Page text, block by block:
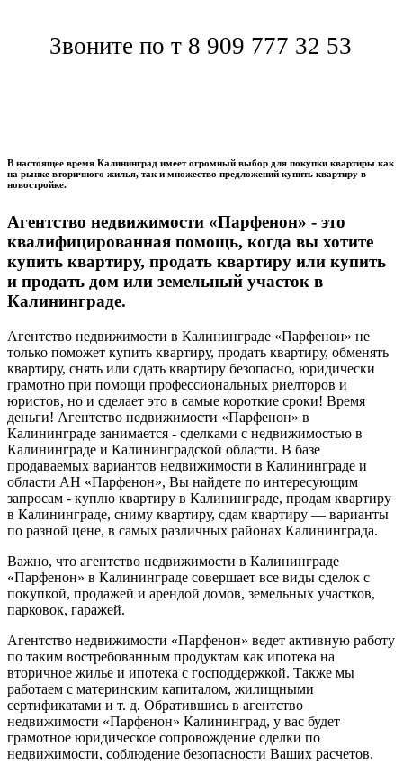
Звоните по т 8 909 777 32 53
В настоящее время Калининград имеет огромный выбор для покупки квартиры как
на рынке вторичного жилья, так и множество предложений купить квартиру в
новостройке.
Агентство недвижимости «Парфенон» - это
квалифицированная помощь, когда вы хотите
купить квартиру, продать квартиру или купить
и продать дом или земельный участок в
Калининграде.
Агентство недвижимости в Калининграде «Парфенон» не
только поможет купить квартиру, продать квартиру, обменять
квартиру, снять или сдать квартиру безопасно, юридически
грамотно при помощи профессиональных риелторов и
юристов, но и сделает это в самые короткие сроки! Время
деньги! Агентство недвижимости «Парфенон» в
Калининграде занимается - сделками с недвижимостью в
Калининграде и Калининградской области. В базе
продаваемых вариантов недвижимости в Калининграде и
области АН «Парфенон», Вы найдете по интересующим
запросам - куплю квартиру в Калининграде, продам квартиру
в Калининграде, сниму квартиру, сдам квартиру — варианты
по разной цене, в самых различных районах Калининграда.
Важно, что агентство недвижимости в Калининграде
«Парфенон» в Калининграде совершает все виды сделок с
покупкой, продажей и арендой домов, земельных участков,
парковок, гаражей.
Агентство недвижимости «Парфенон» ведет активную работу
по таким востребованным продуктам как ипотека на
вторичное жилье и ипотека с господдержкой. Также мы
работаем с материнским капиталом, жилищными
сертификатами и т. д. Обратившись в агентство
недвижимости «Парфенон» Калининград, у вас будет
грамотное юридическое сопровождение сделки по
недвижимости, соблюдение безопасности Ваших расчетов.